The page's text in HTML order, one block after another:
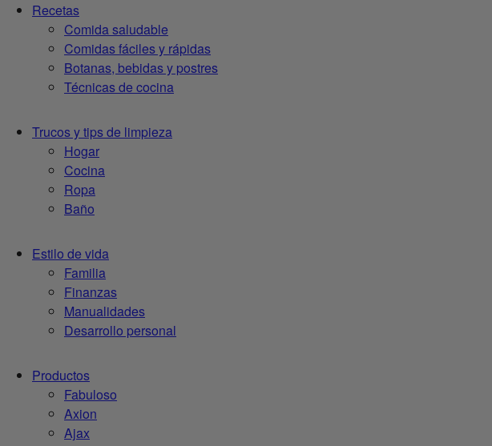
Recetas
Comida saludable
Comidas fáciles y rápidas
Botanas, bebidas y postres
Técnicas de cocina
Trucos y tips de limpieza
Hogar
Cocina
Ropa
Baño
Estilo de vida
Familia
Finanzas
Manualidades
Desarrollo personal
Productos
Fabuloso
Axion
Ajax